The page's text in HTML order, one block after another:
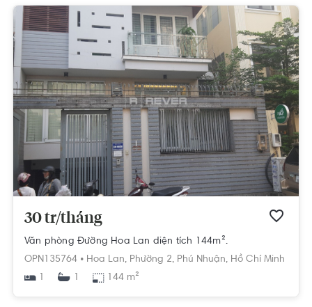
30 tr/tháng
Văn phòng Đường Hoa Lan diện tích 144m².
OPN135764 • Hoa Lan, Phường 2, Phú Nhuận, Hồ Chí Minh
1 144 m²